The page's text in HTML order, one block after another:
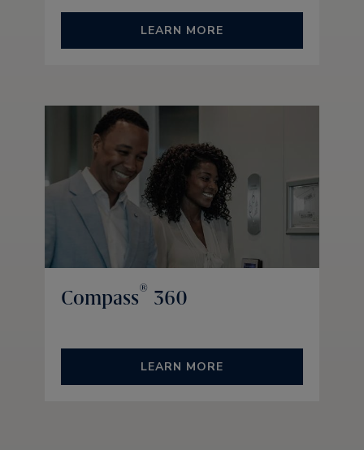
LEARN MORE
Compass® 360
LEARN MORE